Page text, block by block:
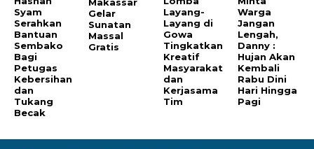
Syam
Serahkan
Bantuan
Sembako
Bagi
Petugas
Kebersihan
dan
Tukang
Becak
Makassar
Gelar
Sunatan
Massal
Gratis
Layang-
Layang di
Gowa
Tingkatkan
Kreatif
Masyarakat
dan
Kerjasama
Tim
Warga
Jangan
Lengah,
Danny :
Hujan Akan
Kembali
Rabu Dini
Hari Hingga
Pagi